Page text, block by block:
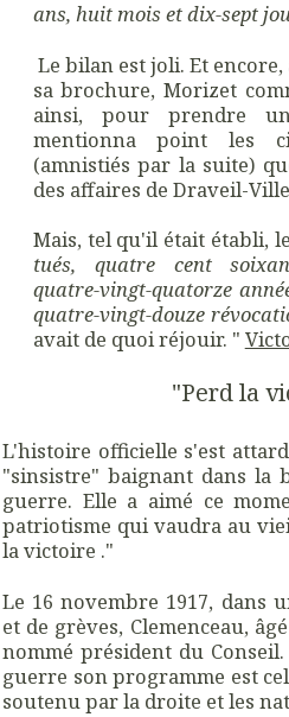
ans, huit mois et dix-sept
Le bilan est joli. Et
sa brochure, Morizet
ainsi, pour prendre
mentionna point les
(amnistiés par la suite)
des affaires de Draveil-
Mais, tel qu'il était établi,
tués, quatre cent
quatre-vingt-quatorze
quatre-vingt-douze
avait de quoi réjouir. "
"Perd la
L'histoire officielle s'est
"sinsistre" baignant dans la
guerre. Elle a aimé ce
patriotisme qui vaudra au
la victoire ."
Le 16 novembre 1917, dans
et de grèves, Clemenceau,
nommé président du
guerre son programme est
soutenu par la droite et les